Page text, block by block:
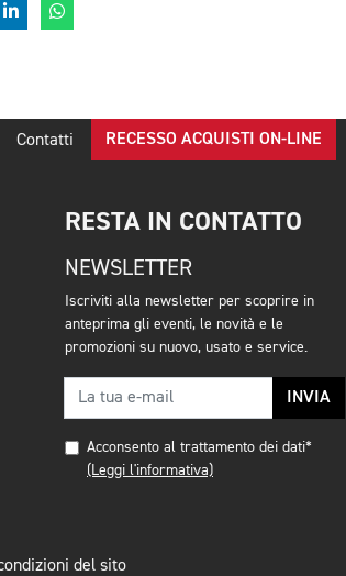
Contatti RECESSO ACQUISTI ON-LINE
RESTA IN CONTATTO
NEWSLETTER
Iscriviti alla newsletter per scoprire in
anteprima gli eventi, le novità e le
promozioni su nuovo, usato e service.
INVIA
Acconsento al trattamento dei dati*
(Leggi l'informativa)
del sito